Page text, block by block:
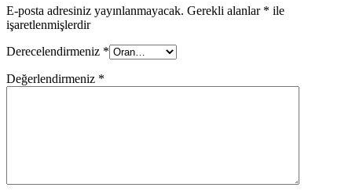
E-posta adresiniz yayınlanmayacak. Gerekli alanlar * ile
işaretlenmişlerdir
Derecelendirmeniz *
Değerlendirmeniz *